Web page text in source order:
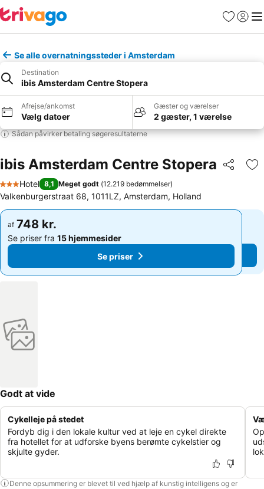
Favoritter
Log ind
Se alle overnatningssteder i Amsterdam
Destination
ibis Amsterdam Centre Stopera
Afrejse/ankomst
Vælg datoer
Gæster og værelser
2 gæster, 1 værelse
Sådan påvirker betaling søgeresultaterne
ibis Amsterdam Centre Stopera Del
3 Stjerner
Hotel 8,1 Meget godt (12.219 bedømmelser)
Valkenburgerstraat 68, 1011LZ, Amsterdam, Holland
af 748 kr.
Se priser fra 15 hjemmesider
Se priser
af 748 kr.
Se priser fra 15 hjemmesider
Se priser
Godt at vide
Cykelleje på stedet
Fordyb dig i den lokale kultur ved at leje en cykel direkte
fra hotellet for at udforske byens berømte cykelstier og
skjulte gyder.
Denne opsummering er blevet til ved hjælp af kunstig intelligens og er